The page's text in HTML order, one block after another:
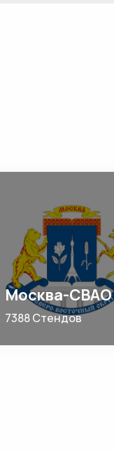
Москва-СВАО
7388 Стендов